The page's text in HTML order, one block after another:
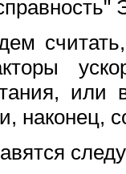
или
наконец,